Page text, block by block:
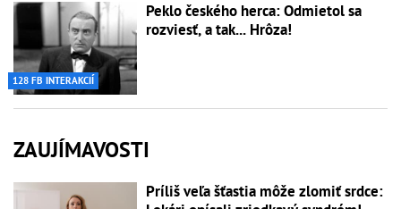
128 FB INTERAKCIÍ
Peklo českého herca: Odmietol sa
rozviesť, a tak... Hrôza!
ZAUJÍMAVOSTI
Príliš veľa šťastia môže zlomiť srdce: